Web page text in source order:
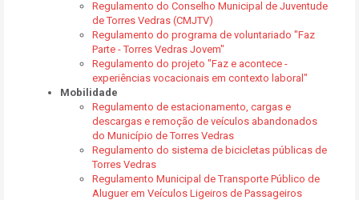
Regulamento do Conselho Municipal de Juventude
de Torres Vedras (CMJTV)
Regulamento do programa de voluntariado "Faz
Parte - Torres Vedras Jovem"
Regulamento do projeto "Faz e acontece -
experiências vocacionais em contexto laboral"
Mobilidade
Regulamento de estacionamento, cargas e
descargas e remoção de veículos abandonados
do Município de Torres Vedras
Regulamento do sistema de bicicletas públicas de
Torres Vedras
Regulamento Municipal de Transporte Público de
Aluguer em Veículos Ligeiros de Passageiros